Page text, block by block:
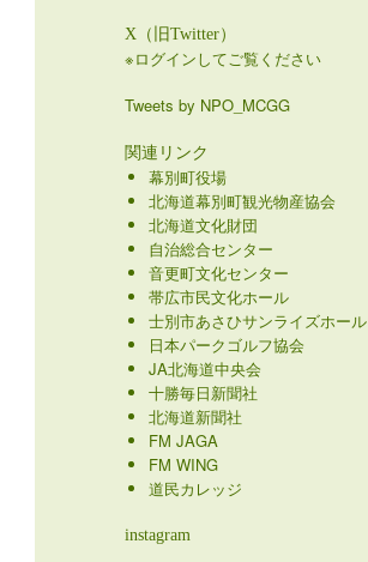
X（旧Twitter）
※ログインしてご覧ください
Tweets by NPO_MCGG
関連リンク
幕別町役場
北海道幕別町観光物産協会
北海道文化財団
自治総合センター
音更町文化センター
帯広市民文化ホール
士別市あさひサンライズホール
日本パークゴルフ協会
JA北海道中央会
十勝毎日新聞社
北海道新聞社
FM JAGA
FM WING
道民カレッジ
instagram